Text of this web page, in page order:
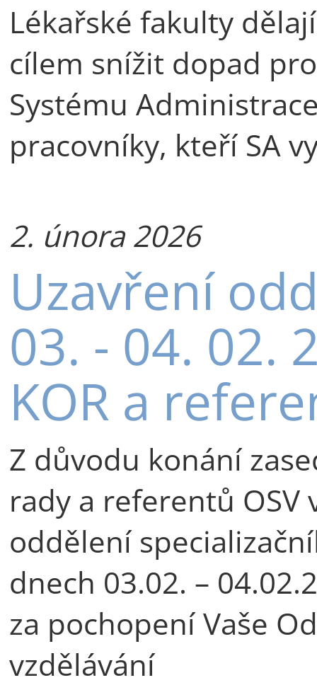
Lékařské fakulty
cílem snížit dopad
Systému
pracovníky, kteří SA
2. února 2026
Uzavření
03. - 04. 02.
KOR a
Z důvodu konání
rady a referentů OSV
oddělení
dnech 03.02. –
za pochopení Vaše
vzdělávání